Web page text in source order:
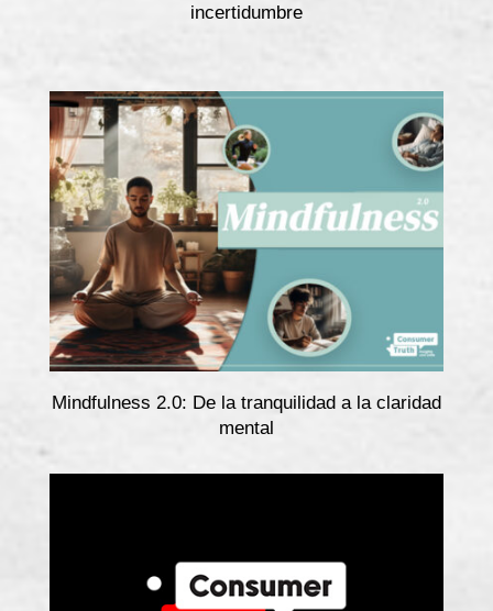
incertidumbre
Mindfulness 2.0: De la tranquilidad a la claridad
mental